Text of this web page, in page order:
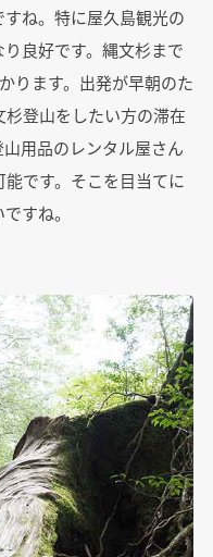
ね。特に屋久島観光の
良好です。縄文杉まで
ります。出発が早朝のた
登山をしたい方の滞在
用品のレンタル屋さん
です。そこを目当てに
すね。